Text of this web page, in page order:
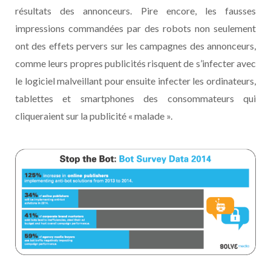
résultats des annonceurs. Pire encore, les fausses
impressions commandées par des robots non seulement
ont des effets pervers sur les campagnes des annonceurs,
comme leurs propres publicités risquent de s’infecter avec
le logiciel malveillant pour ensuite infecter les ordinateurs,
tablettes et smartphones des consommateurs qui
cliqueraient sur la publicité « malade ».